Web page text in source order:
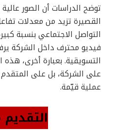
توضح الدراسات أن الصور
القصيرة تزيد من معدلات
التواصل الاجتماعي بنسبة
فيديو محترف داخل الشركة
التسويقية. بعبارة أخرى،
على الشركة، بل على
عملية قيّمة.